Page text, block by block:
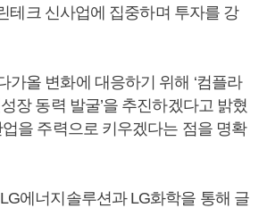
테크 신사업에 집중하며 투자를 강
가올 변화에 대응하기 위해 ‘컴플라
성장 동력 발굴’을 추진하겠다고 밝혔
을 주력으로 키우겠다는 점을 명확
에너지솔루션과 LG화학을 통해 글